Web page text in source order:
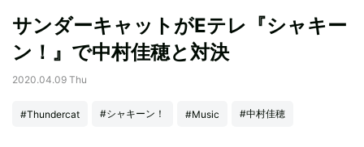
サンダーキャットがEテレ『シャキー
ン！』で中村佳穂と対決
2020.04.09 Thu
#Thundercat #シャキーン！ #Music #中村佳穂